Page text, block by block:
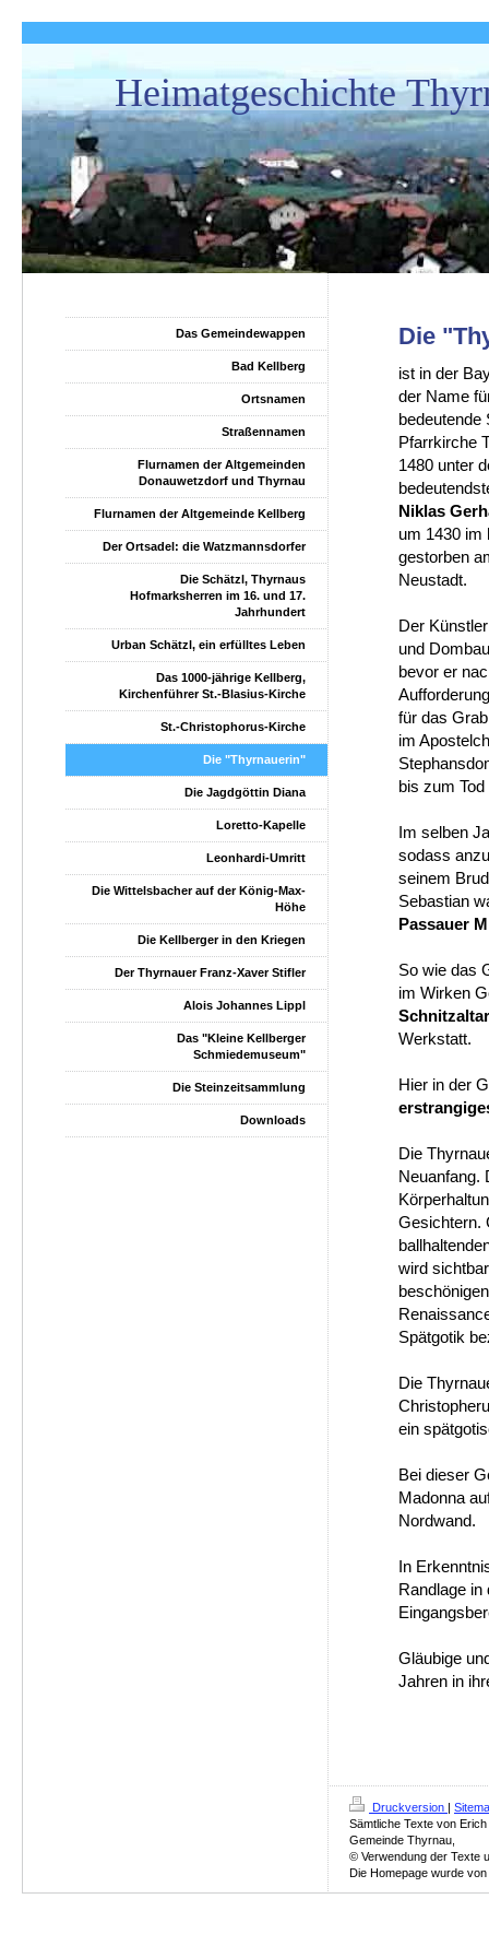
Heimatgeschichte
Die
ist in der
der Name
bedeutende
Pfarrkirche
1480 unter
Niklas
um 1430 im
gestorben
Neustadt.
Der
und
bevor er
für das
im
bis zum
Im selben
sodass
seinem
Sebastian
Passauer
So wie das
im Wirken
Schnitzaltar
Werkstatt.
Hier in der
Die
Neuanfang.
Gesichtern.
wird
Spätgotik
Die
ein
Bei dieser
Madonna
Nordwand.
In
Randlage
Gläubige
Jahren in
Das Gemeindewappen
Bad Kellberg
Ortsnamen
Straßennamen
Flurnamen der Altgemeinden
Donauwetzdorf und Thyrnau
Flurnamen der Altgemeinde Kellberg
Der Ortsadel: die Watzmannsdorfer
Die Schätzl, Thyrnaus
Hofmarksherren im 16. und 17.
Jahrhundert
Urban Schätzl, ein erfülltes Leben
Das 1000-jährige Kellberg,
Kirchenführer St.-Blasius-Kirche
St.-Christophorus-Kirche
Die "Thyrnauerin"
Die Jagdgöttin Diana
Loretto-Kapelle
Leonhardi-Umritt
Die Wittelsbacher auf der König-Max-
Höhe
Die Kellberger in den Kriegen
Der Thyrnauer Franz-Xaver Stifler
Alois Johannes Lippl
Das "Kleine Kellberger
Schmiedemuseum"
Die Steinzeitsammlung
Downloads
Druckversion |
Sämtliche Texte von
Gemeinde Thyrnau,
© Verwendung der Texte
Die Homepage wurde